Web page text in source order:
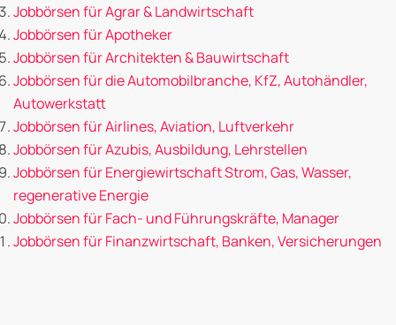
Jobbörsen für Agrar & Landwirtschaft
Jobbörsen für Apotheker
Jobbörsen für Architekten & Bauwirtschaft
Jobbörsen für die Automobilbranche, KfZ, Autohändler,
Autowerkstatt
Jobbörsen für Airlines, Aviation, Luftverkehr
Jobbörsen für Azubis, Ausbildung, Lehrstellen
Jobbörsen für Energiewirtschaft Strom, Gas, Wasser,
regenerative Energie
Jobbörsen für Fach- und Führungskräfte, Manager
Jobbörsen für Finanzwirtschaft, Banken, Versicherungen